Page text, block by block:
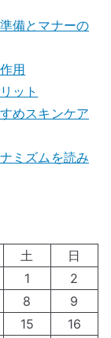
備とマナーの
用
ット
めスキンケア
ミズムを読み
土
日
1
2
8
9
15 16